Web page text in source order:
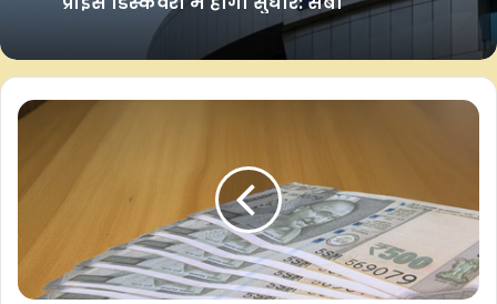
सेंसेक्स के लिए अनुमानित प्रति शेयर आय (ईपीएस) 5,516 और निफ्टी 50
के लिए 2,089 होगी।
चुनौतियां भी इसकी गति को पटरी से उतारने में विफल रही हैं, जो भारतीय
अर्थव्यवस्था की मजबूती को रेखांकित करता है।
वित्त वर्ष 2026 की पहली तिमाही के मध्य-सीज़न तक, 159 कंपनियों ने वित्त
वर्ष 2026 की पहली तिमाही के परिणामों की घोषणा की है, जिससे प्रमुख
क्षेत्रों में व्यापक मजबूती का पता चलता है।